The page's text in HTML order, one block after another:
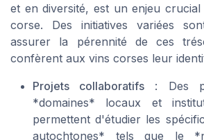
et en diversité, est un enjeu
corse. Des initiatives variées
assurer la pérennité de ces
confèrent aux vins corses leur
Projets collaboratifs : Des
*domaines* locaux et
permettent d'étudier les
autochtones* tels que le